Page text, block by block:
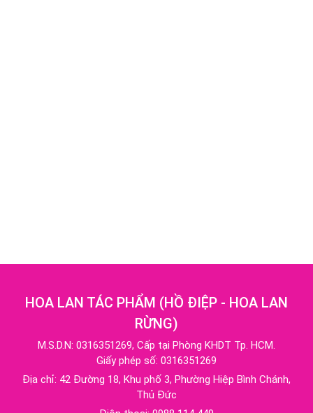
HOA LAN TÁC PHẨM (HỒ ĐIỆP - HOA LAN
RỪNG)
M.S.D.N: 0316351269, Cấp tại Phòng KHDT Tp. HCM.
Giấy phép số: 0316351269
Địa chỉ: 42 Đường 18, Khu phố 3, Phường Hiệp Bình Chánh,
Thủ Đức